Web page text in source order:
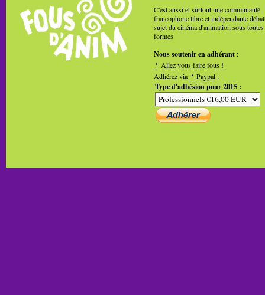
C'est aussi et surtout une communauté
francophone libre et indépendante
sujet du cinéma d'animation sous toutes
formes
Nous soutenir en adhérant :
Allez vous faire fous !
Adhérez via
Paypal :
Type d'adhésion pour 2015 :